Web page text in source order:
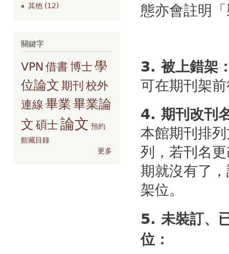
其他 (12)
關鍵字
VPN借書博士學
位論文 期刊 校外
連線 畢業畢業論
文 碩士論文 預約
館藏目錄
更多
態亦會註明
3. 被上錯架
可在期刊架
4. 期刊改刊
本館期刊排
列，若刊名
期就沒有了
架位。
5. 未裝訂、
位：